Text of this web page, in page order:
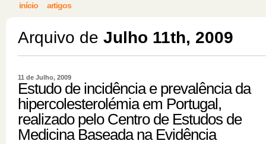
início artigos
Arquivo de Julho 11th, 2009
11 de Julho, 2009
Estudo de incidência e prevalência da
hipercolesterolémia em Portugal,
realizado pelo Centro de Estudos de
Medicina Baseada na Evidência